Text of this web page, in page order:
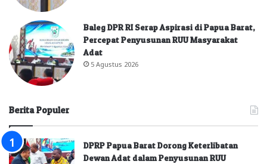
Baleg DPR RI Serap Aspirasi di Papua Barat,
Percepat Penyusunan RUU Masyarakat
Adat
5 Agustus 2026
Berita Populer
DPRP Papua Barat Dorong Keterlibatan
Dewan Adat dalam Penyusunan RUU